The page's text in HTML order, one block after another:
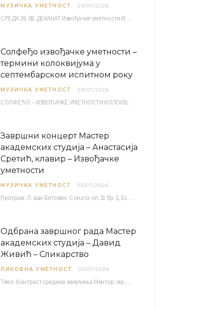
МУЗИЧКА УМЕТНОСТ 29/07/2026
СРЕДА 26. 08. ДЕКАНАТ Извођачке уметности ИМ 1, 2 10,00 ИМ 3, 4 10,30 ИМ…
Солфеђо извођачке уметности –
термини колоквијума у
септембарском испитном року
МУЗИЧКА УМЕТНОСТ 29/07/2026
СОЛФЕЂО – ИЗВОЂАЧКЕ УМЕТНОСТИ КОЛОКВИЈУМ септембарски испитни рок четвртак, 03.09.2026. уч. бр. 12 ПИСМЕНИ…
Завршни концерт Мастер
академских студија – Анастасија
Сретић, клавир – Извођачке
уметности
МУЗИЧКА УМЕТНОСТ 03/07/2026
Програм: Л. ван Бетовен: Соната оп.31 бр.3, Ес-дур Р. Шуман: Бечки карневал оп.26 К. Дебиси:…
Одбрана завршног рада Мастер
академских студија – Давид
Живић – Сликарство
ЛИКОВНА УМЕТНОСТ 03/07/2026
Тема: Контраст средина живљења Ментор: мр Братислав Башић, редовни професор Среда, 08.07.2026. у…